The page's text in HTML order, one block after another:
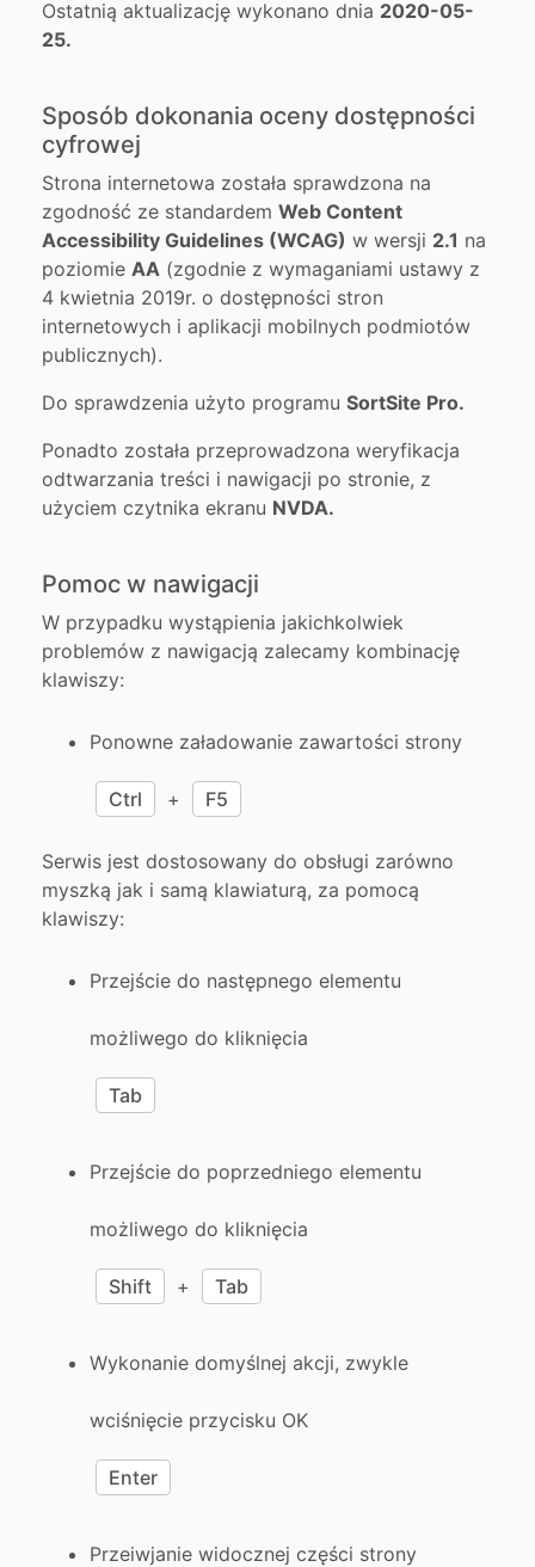
Ostatnią aktualizację wykonano dnia 2020-05-
25.
Sposób dokonania oceny dostępności
cyfrowej
Strona internetowa została sprawdzona na
zgodność ze standardem Web Content
Accessibility Guidelines (WCAG) w wersji 2.1 na
poziomie AA (zgodnie z wymaganiami ustawy z
4 kwietnia 2019r. o dostępności stron
internetowych i aplikacji mobilnych podmiotów
publicznych).
Do sprawdzenia użyto programu SortSite Pro.
Ponadto została przeprowadzona weryfikacja
odtwarzania treści i nawigacji po stronie, z
użyciem czytnika ekranu NVDA.
Pomoc w nawigacji
W przypadku wystąpienia jakichkolwiek
problemów z nawigacją zalecamy kombinację
klawiszy:
Ponowne załadowanie zawartości strony
Ctrl + F5
Serwis jest dostosowany do obsługi zarówno
myszką jak i samą klawiaturą, za pomocą
klawiszy:
Przejście do następnego elementu
możliwego do kliknięcia
Tab
Przejście do poprzedniego elementu
możliwego do kliknięcia
Shift + Tab
Wykonanie domyślnej akcji, zwykle
wciśnięcie przycisku OK
Enter
Przeiwjanie widocznej części strony